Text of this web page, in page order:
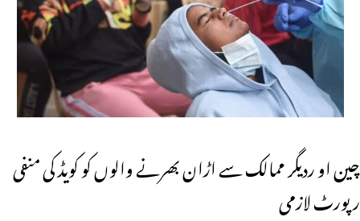
چین او ردیگر ممالک سے اڑان بھرنے والوں کو کویڈ کی منفی
رپورٹ لازمی